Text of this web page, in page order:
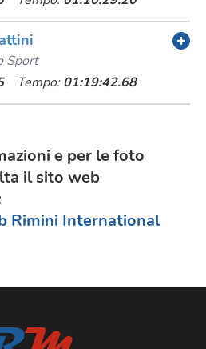
Sport
Tempo: 01:19:42.68
e per le foto
il sito web
Rimini International